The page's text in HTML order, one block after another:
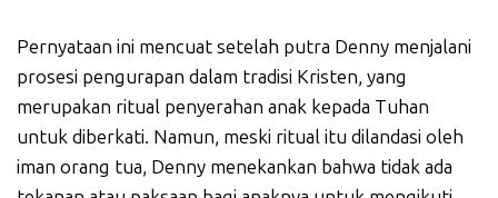
Pernyataan ini mencuat setelah putra Denny menjalani
prosesi pengurapan dalam tradisi Kristen, yang
merupakan ritual penyerahan anak kepada Tuhan
untuk diberkati. Namun, meski ritual itu dilandasi oleh
iman orang tua, Denny menekankan bahwa tidak ada